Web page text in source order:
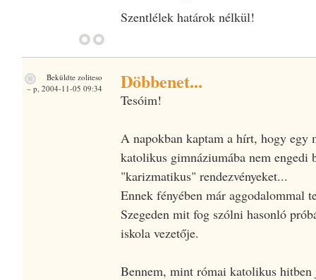
Szentlélek határok nélkül!
Döbbenet...
Tesóim!
A napokban kaptam a hírt, hogy egy
katolikus gimnáziumába nem engedi
"karizmatikus" rendezvényeket...
Ennek fényében már aggodalommal
Szegeden mit fog szólni hasonló
iskola vezetője.
Bennem, mint római katolikus hitben
Beküldte zoliteso
– p, 2004-11-05 09:34